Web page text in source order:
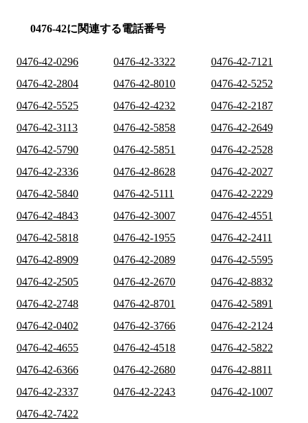
0476-42に関連する電話番号
0476-42-0296 0476-42-3322
0476-42-7121
0476-42-2804
0476-42-8010
0476-42-5252
0476-42-5525
0476-42-4232
0476-42-2187
0476-42-3113
0476-42-5858
0476-42-2649
0476-42-5790
0476-42-5851
0476-42-2528
0476-42-2336
0476-42-8628
0476-42-2027
0476-42-5840
0476-42-5111
0476-42-2229
0476-42-4843
0476-42-3007
0476-42-4551
0476-42-5818
0476-42-1955
0476-42-2411
0476-42-8909
0476-42-2089
0476-42-5595
0476-42-2505
0476-42-2670
0476-42-8832
0476-42-2748
0476-42-8701
0476-42-5891
0476-42-0402
0476-42-3766
0476-42-2124
0476-42-4655
0476-42-4518
0476-42-5822
0476-42-6366
0476-42-2680
0476-42-8811
0476-42-2337
0476-42-2243
0476-42-1007
0476-42-7422